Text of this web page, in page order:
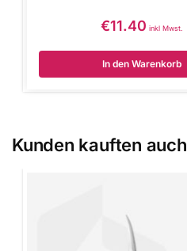
€11.40 inkl Mwst.
In den Warenkorb
Kunden kauften auch